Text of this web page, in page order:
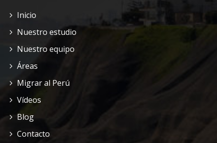
Inicio
Nuestro estudio
Nuestro equipo
Áreas
Migrar al Perú
Vídeos
Blog
Contacto